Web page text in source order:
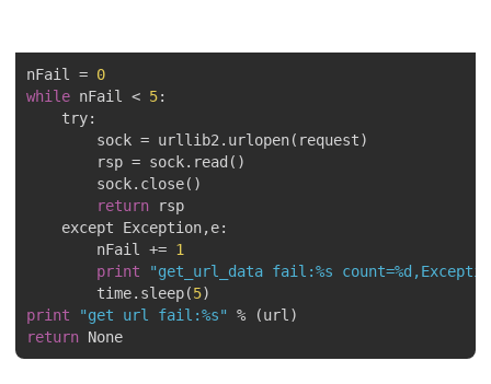
nFail = 0
while nFail < 5:
    try:
        sock = urllib2.urlopen(request)
        rsp = sock.read()
        sock.close()
return rsp
    except Exception,e:
        nFail +=
1
print
"get_url_data fail:%s
        time.sleep(
5
print
"get url fail:%s"
return